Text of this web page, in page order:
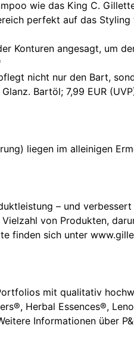
wie das King C.
perfekt auf das
Konturen angesagt, um
nicht nur den Bart,
Bartöl; 7,99 EUR
liegen im alleinigen
– und
von Produkten,
finden sich unter
mit qualitativ
Herbal Essences®,
Informationen über